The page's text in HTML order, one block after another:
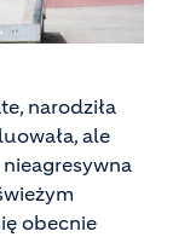
narodziła
ale
obecnie